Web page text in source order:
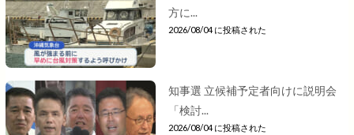
方に...
2026/08/04 に投稿された
知事選 立候補予定者向けに説明会
「検討...
2026/08/04 に投稿された